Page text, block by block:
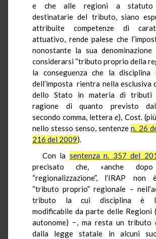
e che alle regioni a statuto
destinatarie del tributo, siano
attribuite competenze di
attuativo, rende palese che
nonostante la sua
considerarsi “tributo proprio della
la conseguenza che la disciplina
dell’imposta rientra nella esclusiva
dello Stato in materia di tributi
ragione di quanto previsto
secondo comma, letterae), Cost.
nello stesso senso, sentenzen. 26
216 del 2009).
Con la sentenza n. 357 del
precisato che, «anche
“regionalizzazione”, l’IRAP non
“tributo proprio” regionale –
tributo la cui disciplina è
modificabile da parte delle Regioni
autonome) −, ma resta un tributo
dalla legge statale in alcuni